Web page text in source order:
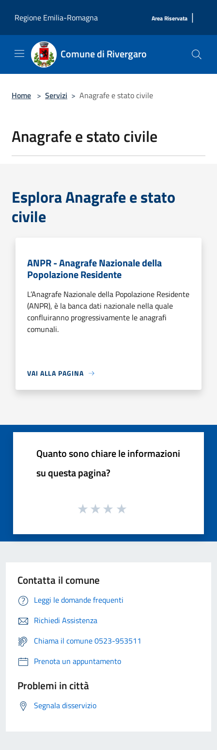
Regione Emilia-Romagna
Area Riservata |
Comune di Rivergaro
Home > Servizi > Anagrafe e stato civile
Anagrafe e stato civile
Esplora Anagrafe e stato
civile
ANPR - Anagrafe Nazionale della
Popolazione Residente
L’Anagrafe Nazionale della Popolazione Residente
(ANPR), è la banca dati nazionale nella quale
confluiranno progressivamente le anagrafi
comunali.
VAI ALLA PAGINA
Quanto sono chiare le informazioni
su questa pagina?
Contatta il comune
Leggi le domande frequenti
Richiedi Assistenza
Chiama il comune 0523-953511
Prenota un appuntamento
Problemi in città
Segnala disservizio